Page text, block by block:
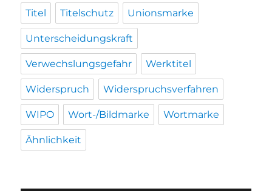
Titel Titelschutz Unionsmarke
Unterscheidungskraft
Verwechslungsgefahr Werktitel
Widerspruch Widerspruchsverfahren
WIPO Wort-/Bildmarke Wortmarke
Ähnlichkeit